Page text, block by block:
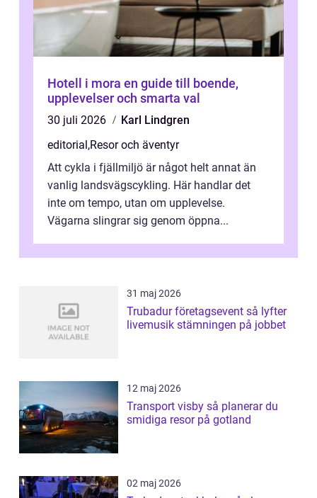
Hotell i mora en guide till boende,
upplevelser och smarta val
30 juli 2026
Karl Lindgren
editorial,Resor och äventyr
Att cykla i fjällmiljö är något helt annat än
vanlig landsvägscykling. Här handlar det
inte om tempo, utan om upplevelse.
Vägarna slingrar sig genom öppna...
31 maj 2026
Trubadur företagsevent så lyfter
livemusik stämningen på jobbet
12 maj 2026
Transport visby så planerar du
smidiga resor på gotland
02 maj 2026